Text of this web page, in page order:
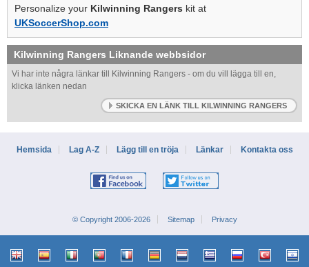
Personalize your Kilwinning Rangers kit at
UKSoccerShop.com
Kilwinning Rangers Liknande webbsidor
Vi har inte några länkar till Kilwinning Rangers - om du vill lägga till en,
klicka länken nedan
SKICKA EN LÄNK TILL KILWINNING RANGERS
Hemsida Lag A-Z Lägg till en tröja Länkar Kontakta oss
© Copyright 2006-2026 Sitemap Privacy